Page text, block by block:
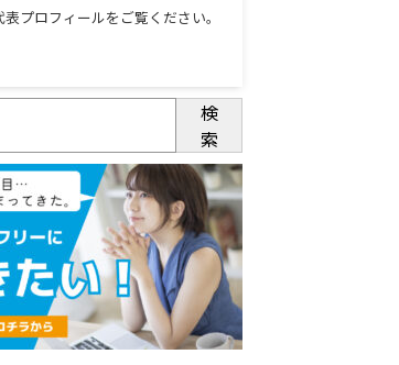
プロフィールをご覧ください。
検
索